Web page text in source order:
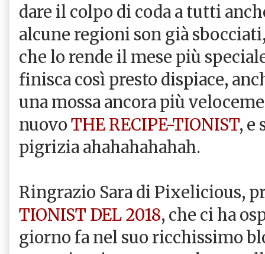
dare il colpo di coda a tutti
alcune regioni son già
che lo rende il mese più
finisca così presto dispiace,
una mossa ancora più
nuovoTHE RECIPE-TIONIST, e
pigrizia ahahahahahah.
Ringrazio Sara di Pixelicious,
TIONIST DEL 2018, che ci ha
giorno fa nel suo ricchissimo